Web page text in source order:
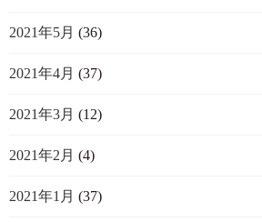
2021年5月 (36)
2021年4月 (37)
2021年3月 (12)
2021年2月 (4)
2021年1月 (37)